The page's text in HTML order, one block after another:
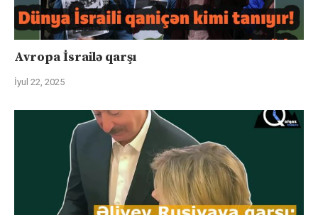
Avropa İsrailə qarşı
İyul 22, 2025